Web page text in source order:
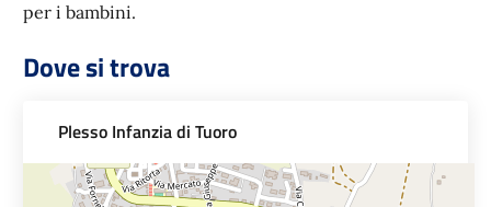
per i bambini.
Dove si trova
Plesso Infanzia di Tuoro